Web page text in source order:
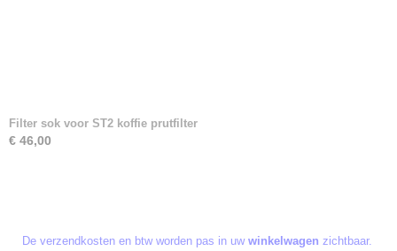
Filter sok voor ST2 koffie prutfilter
€ 46,00
De verzendkosten en btw worden pas in uw winkelwagen zichtbaar.